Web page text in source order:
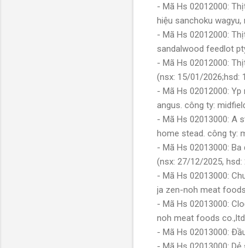
- Mã Hs 02012000:
hiệu sanchoku
- Mã Hs 02012000:
sandalwood feedlot
- Mã Hs 02012000:
(nsx: 15/01/
- Mã Hs 02012000:
angus. công ty:
- Mã Hs 02013000: A
home stead. công ty:
- Mã Hs 02013000:
(nsx: 27/12/2025,
- Mã Hs 02013000:
ja zen-noh meat
- Mã Hs 02013000:
noh meat foods
- Mã Hs 02013000: